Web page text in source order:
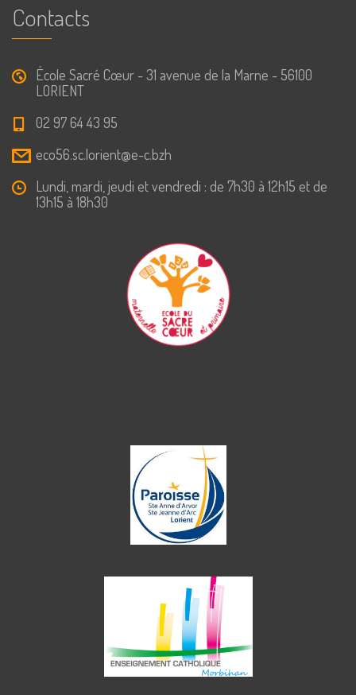
Contacts
École Sacré Cœur - 31 avenue de la Marne - 56100
LORIENT
02 97 64 43 95
eco56.sc.lorient@e-c.bzh
Lundi, mardi, jeudi et vendredi : de 7h30 à 12h15 et de
13h15 à 18h30